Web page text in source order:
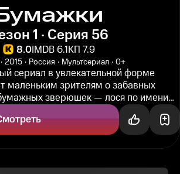
1 · Серия 56
8.0IMDB 6.1КП 7.9
2015 Россия Мультсериал 0+
сериал в увлекательной форме
маленьким зрителям о забавных
зверюшек — лося по имени
и дятла по имени Тюк-тюк — в...